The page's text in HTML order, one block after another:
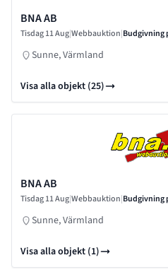
BNA AB
Tisdag 11 Aug|Webbauktion|Budgivning
Sunne, Värmland
Visa alla objekt (25)
BNA AB
Tisdag 11 Aug|Webbauktion|Budgivning
Sunne, Värmland
Visa alla objekt (1)